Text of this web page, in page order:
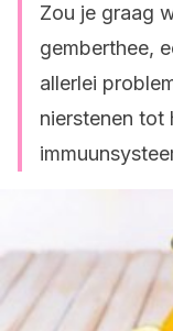
Zou je graag
gemberthee,
allerlei
nierstenen tot